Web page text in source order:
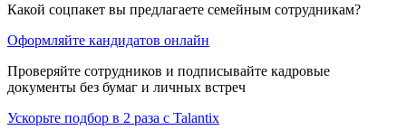
Какой соцпакет вы предлагаете семейным сотрудникам?
Оформляйте кандидатов онлайн
Проверяйте сотрудников и подписывайте кадровые
документы без бумаг и личных встреч
Ускорьте подбор в 2 раза с Talantix